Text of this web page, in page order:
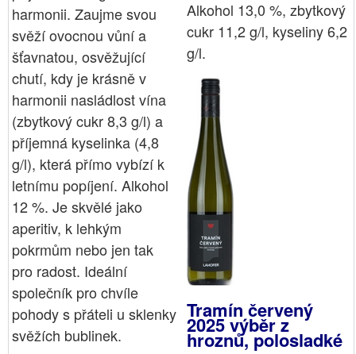
harmonii. Zaujme svou
svěží ovocnou vůní a
šťavnatou, osvěžující
chutí, kdy je krásně v
harmonii nasládlost vína
(zbytkový cukr 8,3 g/l) a
příjemná kyselinka (4,8
g/l), která přímo vybízí k
letnímu popíjení. Alkohol
12 %. Je skvělé jako
aperitiv, k lehkým
pokrmům nebo jen tak
pro radost. Ideální
společník pro chvíle
pohody s přáteli u sklenky
svěžích bublinek.
Alkohol 13,0 %, zbytkový
cukr 11,2 g/l, kyseliny 6,2
g/l.
Tramín červený
2025 výběr z
hroznů, polosladké